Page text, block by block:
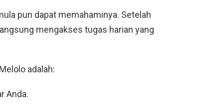
pun dapat memahaminya. Setelah
mengakses tugas harian yang
adalah:
Anda.